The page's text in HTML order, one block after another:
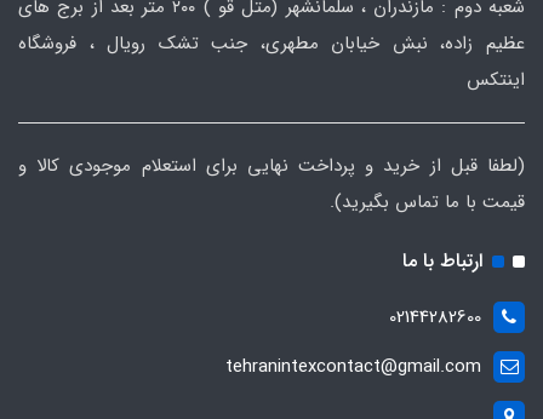
شعبه دوم : مازندران ، سلمانشهر (متل قو ) ۲۰۰ متر بعد از برج های
عظیم زاده، نبش خیابان مطهری، جنب تشک رویال ، فروشگاه
اینتکس
(لطفا قبل از خرید و پرداخت نهایی برای استعلام موجودی کالا و
قیمت با ما تماس بگیرید).
ارتباط با ما
02144282600
tehranintexcontact@gmail.com